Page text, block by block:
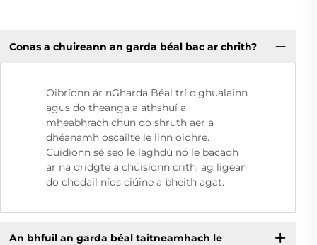
Conas a chuireann an garda béal bac ar chrith?
Oibríonn ár nGharda Béal trí d'ghualainn
agus do theanga a athshuí a
mheabhrach chun do shruth aer a
dhéanamh oscailte le linn oidhre.
Cuidíonn sé seo le laghdú nó le bacadh
ar na dridgte a chúisíonn crith, ag ligean
do chodail níos ciúine a bheith agat.
An bhfuil an garda béal taitneamhach le